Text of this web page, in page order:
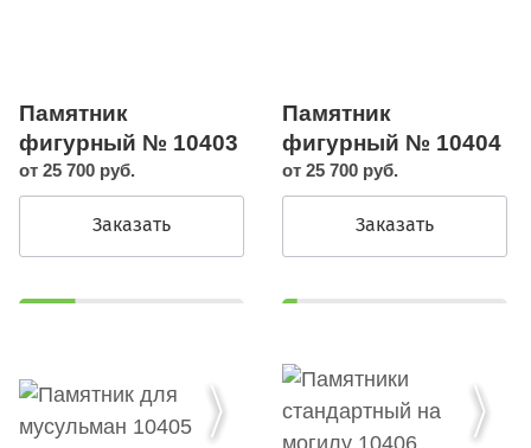
Памятник
фигурный № 10403
от 25 700 руб.
Заказать
Памятник
фигурный № 10404
от 25 700 руб.
Заказать